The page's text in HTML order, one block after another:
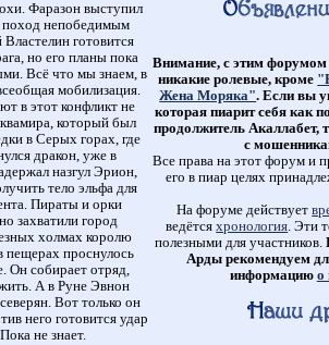
Фаразон выступил
поход непобедимым
готовится
но его планы пока
Всё что мы знаем, в
мобилизация.
в этот конфликт не
который был
в Серых горах, где
дракон, уже в
назгул Эрион,
тело эльфа для
Пираты и орки
захватили город
холмах королю
пещерах проснулось
Он собирает отряд,
А в Руне Эвнон
Вот только он
него готовится удар
не знает.
Внимание, с этим форумом
никакие ролевые, кроме
Жена Моряка". Если вы
которая пиарит себя как
продолжитель Акаллабет,
с
Все права на этот форум и
его в пиар целях
На форуме действует
ведётсяхронология. Эти
полезными для участников.
Арды рекомендуем
информацию о